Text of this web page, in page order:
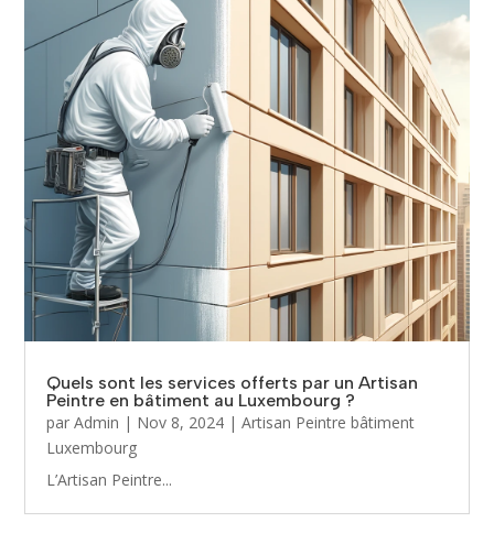
Quels sont les services offerts par un Artisan
Peintre en bâtiment au Luxembourg ?
parAdmin | Nov 8, 2024 |Artisan Peintre bâtiment
Luxembourg
L’Artisan Peintre...